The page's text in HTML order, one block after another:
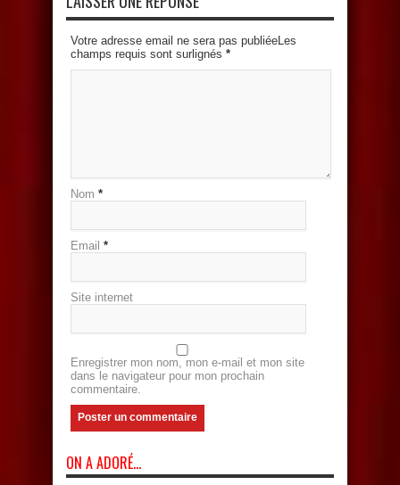
Votre adresse email ne sera pas publiéeLes
champs requis sont surlignés *
Nom *
Email *
Site internet
Enregistrer mon nom, mon e-mail et mon site
dans le navigateur pour mon prochain
commentaire.
ON A ADORÉ…